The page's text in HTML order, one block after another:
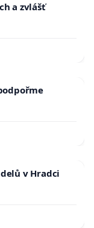
a zvlášť
v Hradci